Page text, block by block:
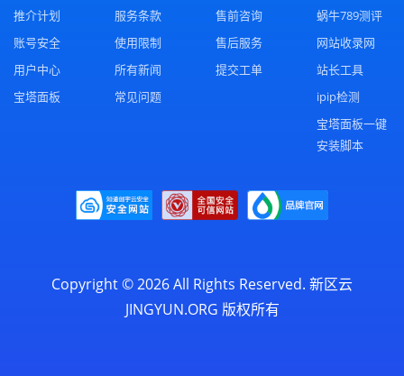
推介计划
账号安全
用户中心
宝塔面板
服务条款
使用限制
所有新闻
常见问题
售前咨询
售后服务
提交工单
蜗牛789测评
网站收录网
站长工具
ipip检测
宝塔面板一键
安装脚本
Copyright © 2026 All Rights Reserved. 新区云
JINGYUN.ORG 版权所有